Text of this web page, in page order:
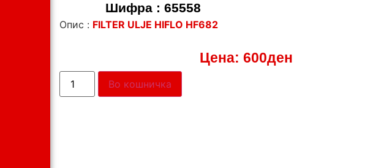
Шифра : 65558
Опис : FILTER ULJE HIFLO HF682
Цена:600ден
Во кошничка